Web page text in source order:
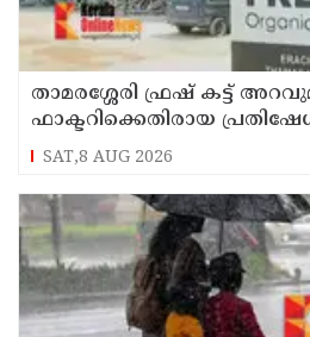
താമരശ്ശേരി ഫ്രഷ് കട്ട്
ഫാക്ടറിക്കെതിരായ
SAT,8 AUG 2026